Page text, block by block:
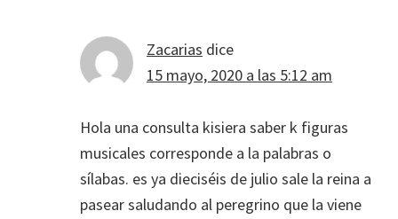
Zacarias dice
15 mayo, 2020 a las 5:12 am
Hola una consulta kisiera saber k figuras
musicales corresponde a la palabras o
sílabas. es ya dieciséis de julio sale la reina a
pasear saludando al peregrino que la viene